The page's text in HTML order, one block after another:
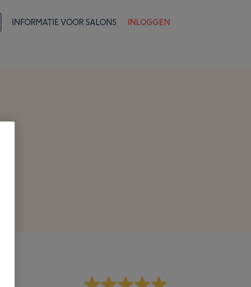
INFORMATIE VOOR SALONS INLOGGEN